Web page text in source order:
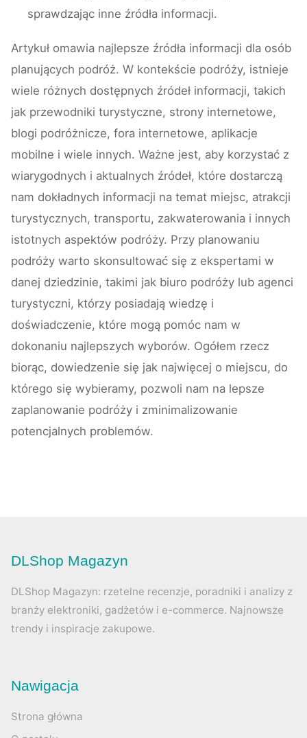
sprawdzając inne źródła informacji.
Artykuł omawia najlepsze źródła informacji dla osób
planujących podróż. W kontekście podróży, istnieje
wiele różnych dostępnych źródeł informacji, takich
jak przewodniki turystyczne, strony internetowe,
blogi podróżnicze, fora internetowe, aplikacje
mobilne i wiele innych. Ważne jest, aby korzystać z
wiarygodnych i aktualnych źródeł, które dostarczą
nam dokładnych informacji na temat miejsc, atrakcji
turystycznych, transportu, zakwaterowania i innych
istotnych aspektów podróży. Przy planowaniu
podróży warto skonsultować się z ekspertami w
danej dziedzinie, takimi jak biuro podróży lub agenci
turystyczni, którzy posiadają wiedzę i
doświadczenie, które mogą pomóc nam w
dokonaniu najlepszych wyborów. Ogółem rzecz
biorąc, dowiedzenie się jak najwięcej o miejscu, do
którego się wybieramy, pozwoli nam na lepsze
zaplanowanie podróży i zminimalizowanie
potencjalnych problemów.
DLShop Magazyn
DLShop Magazyn: rzetelne recenzje, poradniki i analizy z
branży elektroniki, gadżetów i e-commerce. Najnowsze
trendy i inspiracje zakupowe.
Nawigacja
Strona główna